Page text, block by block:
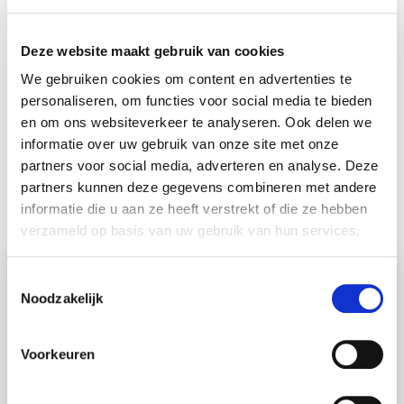
Deze website maakt gebruik van cookies
We gebruiken cookies om content en advertenties te
personaliseren, om functies voor social media te bieden
en om ons websiteverkeer te analyseren. Ook delen we
informatie over uw gebruik van onze site met onze
partners voor social media, adverteren en analyse. Deze
partners kunnen deze gegevens combineren met andere
informatie die u aan ze heeft verstrekt of die ze hebben
verzameld op basis van uw gebruik van hun services.
Noodzakelijk
Voorkeuren
Omdat DCIS een mogelijk voorstadium
van borstkanker is, zijn vrouwen vaak
bang dat DCIS uitgroeit tot kanker.
Eveline Bleiker
Met uw bijdrage kunnen onderzoekers een
Deze online tool helpt honderden vrouwen per